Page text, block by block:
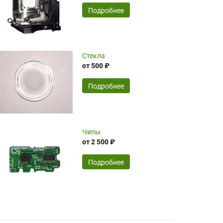
временные затраты по достаточно
оптимизированной стоимости, чему
чрезмерно благодарны!)))
SERGEY FOURSOV,24.04.2026
широкий ассортимент ламп, как оригиналов,
так и аналогов.Быстрое оформление и
передача в доставку, приемлемые цены. Мне
понравилось.
Читать полностью
16.04.2026
Подробнее
Стекла
от 500 ₽
Подробнее
Чипы
от 2 500 ₽
Подробнее